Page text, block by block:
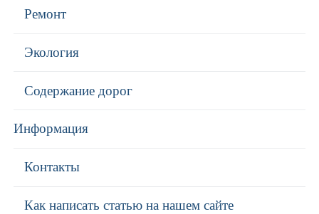
Ремонт
Экология
Содержание дорог
Информация
Контакты
Как написать статью на нашем сайте